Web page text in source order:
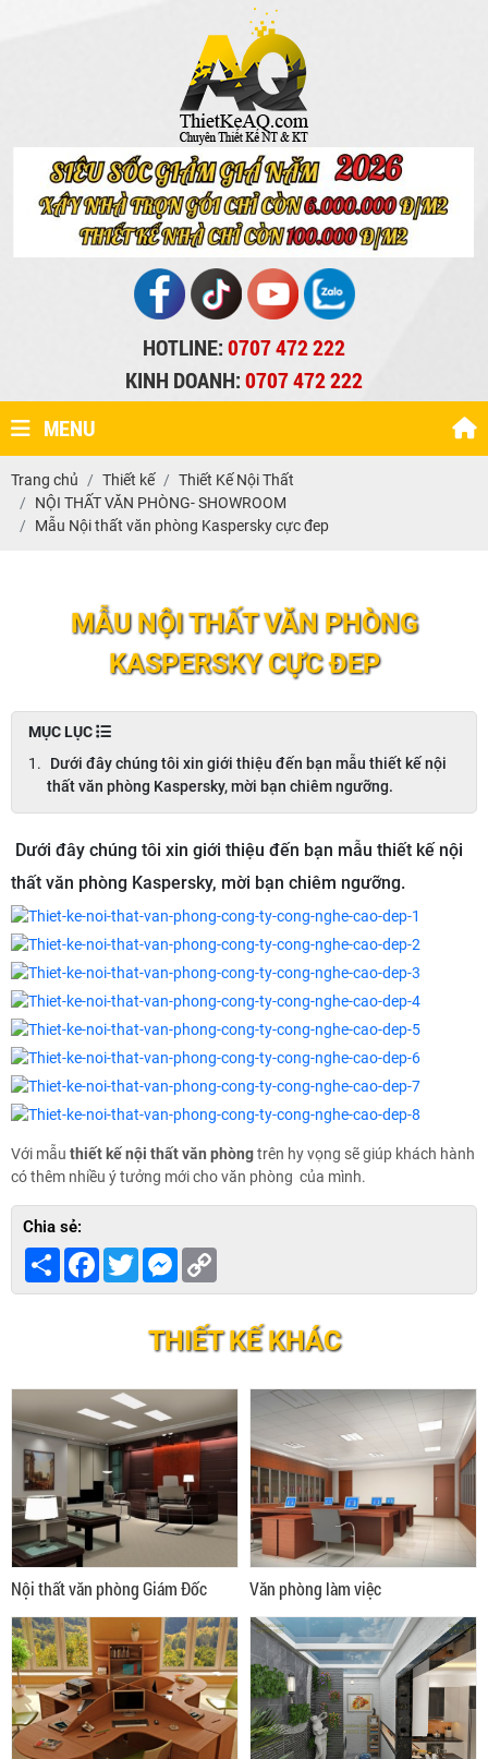
HOTLINE:0707 472 222
KINH DOANH:0707 472 222
MENU
Trang chủ Thiết kế
Thiết Kế Nội Thất
NỘI THẤT VĂN PHÒNG- SHOWROOM
Mẫu Nội thất văn phòng Kaspersky cực đep
MẪU NỘI THẤT VĂN PHÒNG
KASPERSKY CỰC ĐEP
MỤC LỤC
Dưới đây chúng tôi xin giới thiệu đến bạn mẫu thiết kế nội
thất văn phòng Kaspersky, mời bạn chiêm ngưỡng.
Dưới đây chúng tôi xin giới thiệu đến bạn mẫu thiết kế nội
thất văn phòng Kaspersky, mời bạn chiêm ngưỡng.
Với mẫu thiết kế nội thất văn phòngtrên hy vọng sẽ giúp khách hành
có thêm nhiều ý tưởng mới cho văn phòng của mình.
Chia sẻ:
Share Facebook
TwitterMessenger
THIẾT KẾ KHÁC
Nội thất văn phòng Giám Đốc Văn phòng làm việc